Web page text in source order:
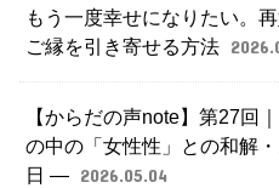
もう一度幸せになりたい。
ご縁を引き寄せる方法
【からだの声note】第27回
の中の「女性性」との和解
日 ― 2026.05.04